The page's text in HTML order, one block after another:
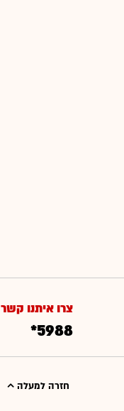
צרו איתנו קשר
*5988
חזרה למעלה